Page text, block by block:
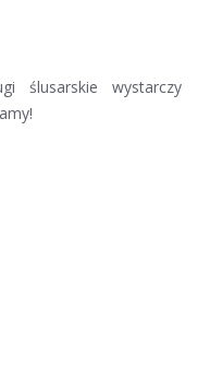
ślusarskie wystarczy